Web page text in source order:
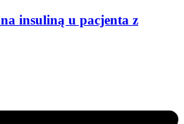
insuliną u pacjenta z